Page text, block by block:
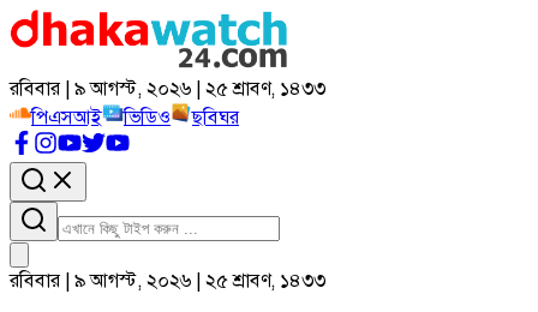
রবিবার | ৯ আগস্ট, ২০২৬ | ২৫ শ্রাবণ, ১৪৩৩
পিএসআই
ভিডিও ছবিঘর
রবিবার | ৯ আগস্ট, ২০২৬ | ২৫ শ্রাবণ, ১৪৩৩